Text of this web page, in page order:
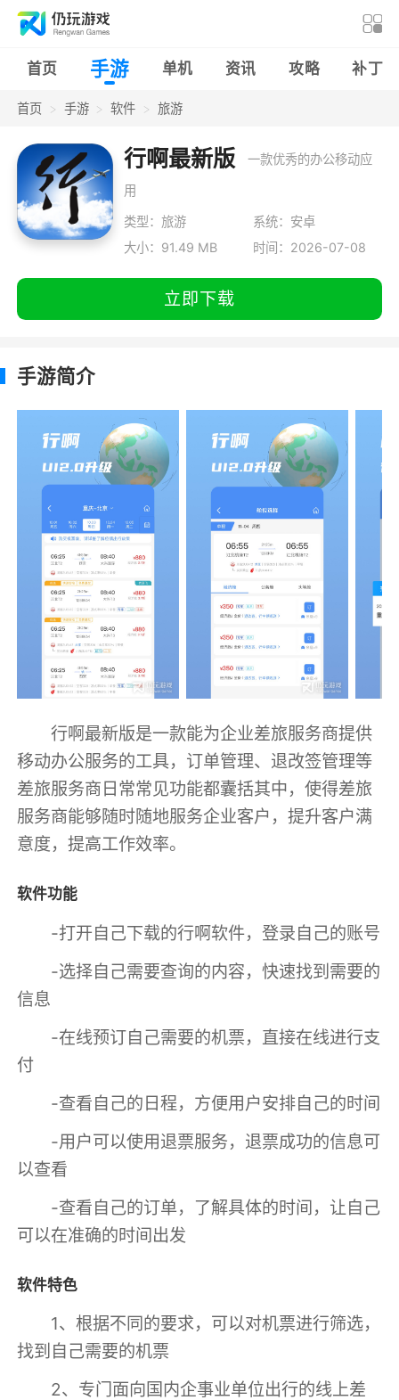
首页 手游 单机 资讯 攻略 补丁
首页 手游 软件 旅游
行啊最新版 一款优秀的办公移动应
用
类型：旅游
系统：安卓
大小：91.49 MB
时间：2026-07-08
立即下载
手游简介
行啊最新版是一款能为企业差旅服务商提供
移动办公服务的工具，订单管理、退改签管理等
差旅服务商日常常见功能都囊括其中，使得差旅
服务商能够随时随地服务企业客户，提升客户满
意度，提高工作效率。
软件功能
-打开自己下载的行啊软件，登录自己的账号
-选择自己需要查询的内容，快速找到需要的
信息
-在线预订自己需要的机票，直接在线进行支
付
-查看自己的日程，方便用户安排自己的时间
-用户可以使用退票服务，退票成功的信息可
以查看
-查看自己的订单，了解具体的时间，让自己
可以在准确的时间出发
软件特色
1、根据不同的要求，可以对机票进行筛选，
找到自己需要的机票
2、专门面向国内企事业单位出行的线上差